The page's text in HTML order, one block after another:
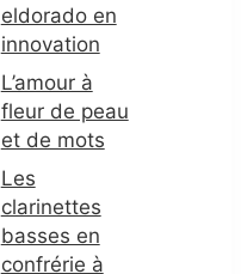
eldorado en
innovation
L’amour à
fleur de peau
et de mots
Les
clarinettes
basses en
confrérie à